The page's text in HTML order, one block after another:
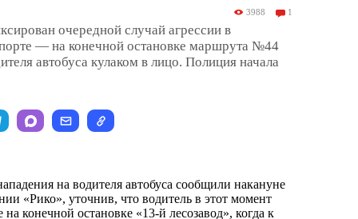
3988 1
очередной случай агрессии в
— на конечной остановке маршрута №44
автобуса кулаком в лицо. Полиция начала
на водителя автобуса сообщили накануне
«Рико», уточнив, что водитель в этот момент
конечной остановке «13-й лесозавод», когда к